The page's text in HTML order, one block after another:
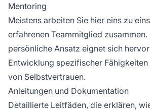
Mentoring
Meistens arbeiten Sie hier eins zu
erfahrenen Teammitglied zusammen.
persönliche Ansatz eignet sich
Entwicklung spezifischer
von Selbstvertrauen.
Anleitungen und Dokumentation
Detaillierte Leitfäden, die erklären,